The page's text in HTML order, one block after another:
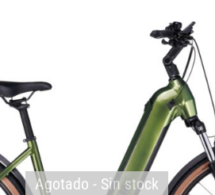
Agotado - Sin stock